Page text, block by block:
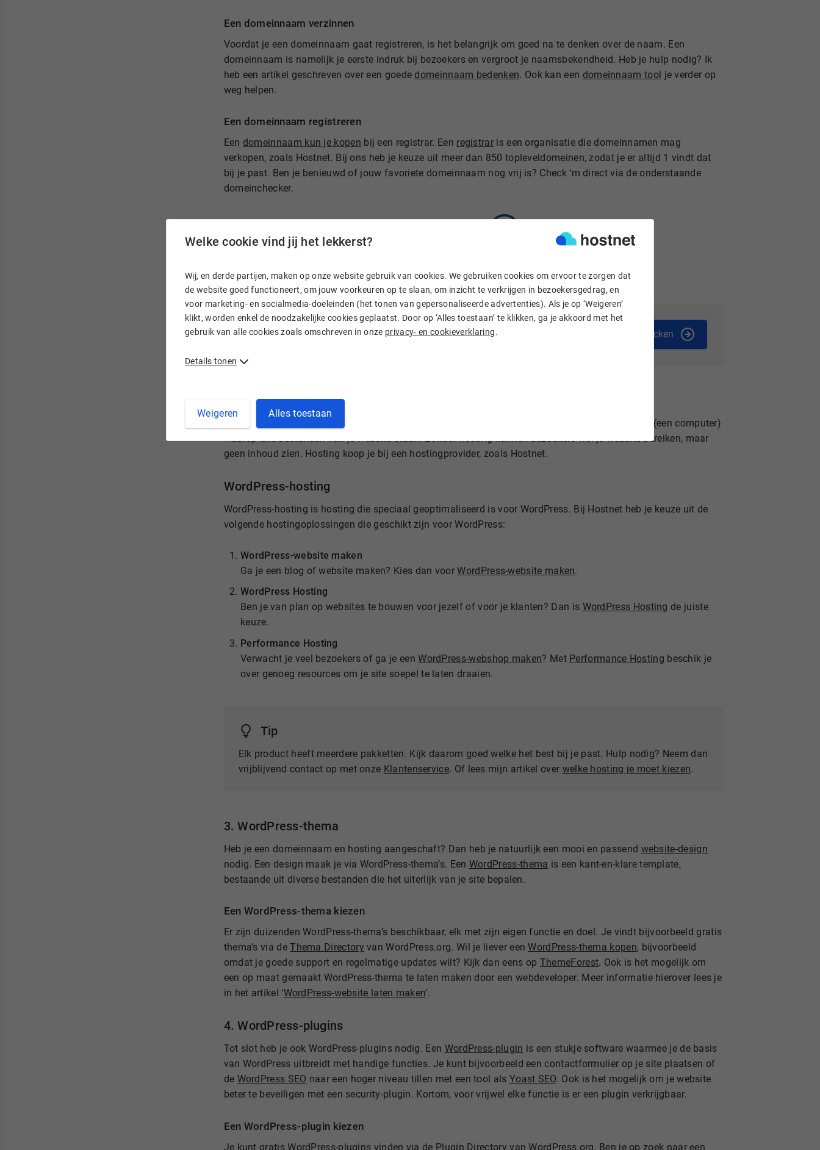
Welke cookie vind jij het lekkerst?
Wij, en derde partijen, maken op onze website gebruik van cookies. We gebruiken cookies om ervoor te zorgen dat
de website goed functioneert, om jouw voorkeuren op te slaan, om inzicht te verkrijgen in bezoekersgedrag, en
voor marketing- en socialmedia-doeleinden (het tonen van gepersonaliseerde advertenties). Als je op ‘Weigeren’
klikt, worden enkel de noodzakelijke cookies geplaatst. Door op ‘Alles toestaan’ te klikken, ga je akkoord met het
gebruik van alle cookies zoals omschreven in onze privacy- en cookieverklaring.
Details tonen
Weigeren Alles toestaan
Een domeinnaam verzinnen
Voordat je een domeinnaam gaat registreren, is het belangrijk om goed na te denken over de naam. Een
domeinnaam is namelijk je eerste indruk bij bezoekers en vergroot je naamsbekendheid. Heb je hulp nodig? Ik
heb een artikel geschreven over een goede domeinnaam bedenken. Ook kan een domeinnaam tool je verder op
weg helpen.
Een domeinnaam registreren
Een domeinnaam kun je kopen bij een registrar. Een registrar is een organisatie die domeinnamen mag
verkopen, zoals Hostnet. Bij ons heb je keuze uit meer dan 850 topleveldomeinen, zodat je er altijd 1 vindt dat
bij je past. Ben je benieuwd of jouw favoriete domeinnaam nog vrij is? Check ‘m direct via de onderstaande
domeinchecker.
Checken
2. WordPress-hosting
is de ruimte op een server (een computer)
waarop alle bestanden van je website staan. Zonder hosting kunnen bezoekers wel je website bereiken, maar
geen inhoud zien. Hosting koop je bij een hostingprovider, zoals Hostnet.
WordPress-hosting
WordPress-hosting is hosting die speciaal geoptimaliseerd is voor WordPress. Bij Hostnet heb je keuze uit de
volgende hostingoplossingen die geschikt zijn voor WordPress:
WordPress-website maken
Ga je een blog of website maken? Kies dan voorWordPress-website maken.
WordPress Hosting
Ben je van plan op websites te bouwen voor jezelf of voor je klanten? Dan is WordPress Hosting de juiste
keuze.
Performance Hosting
Verwacht je veel bezoekers of ga je eenWordPress-webshop maken? Met Performance Hosting beschik je
over genoeg resources om je site soepel te laten draaien.
Tip
Elk product heeft meerdere pakketten. Kijk daarom goed welke het best bij je past. Hulp nodig? Neem dan
vrijblijvend contact op met onze Klantenservice. Of lees mijn artikel over welke hosting je moet kiezen.
3. WordPress-thema
Heb je een domeinnaam en hosting aangeschaft? Dan heb je natuurlijk een mooi en passend website-design
nodig. Een design maak je via WordPress-thema’s. Een WordPress-thema is een kant-en-klare template,
bestaande uit diverse bestanden die het uiterlijk van je site bepalen.
Een WordPress-thema kiezen
Er zijn duizenden WordPress-thema’s beschikbaar, elk met zijn eigen functie en doel. Je vindt bijvoorbeeld gratis
thema’s via deThema Directory van WordPress.org. Wil je liever eenWordPress-thema kopen, bijvoorbeeld
omdat je goede support en regelmatige updates wilt? Kijk dan eens op ThemeForest. Ook is het mogelijk om
een op maat gemaakt WordPress-thema te laten maken door een webdeveloper. Meer informatie hierover lees je
in het artikel ‘WordPress-website laten maken’.
4. WordPress-plugins
Tot slot heb je ook WordPress-plugins nodig. Een WordPress-plugin is een stukje software waarmee je de basis
van WordPress uitbreidt met handige functies. Je kunt bijvoorbeeld een contactformulier op je site plaatsen of
de WordPress SEO naar een hoger niveau tillen met een tool als Yoast SEO. Ook is het mogelijk om je website
beter te beveiligen met een security-plugin. Kortom, voor vrijwel elke functie is er een plugin verkrijgbaar.
Een WordPress-plugin kiezen
Je kunt gratis WordPress-plugins vinden via de Plugin Directory van WordPress.org. Ben je op zoek naar een